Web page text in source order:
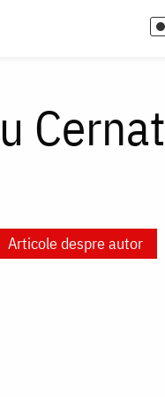
Cernat
Articole despre autor